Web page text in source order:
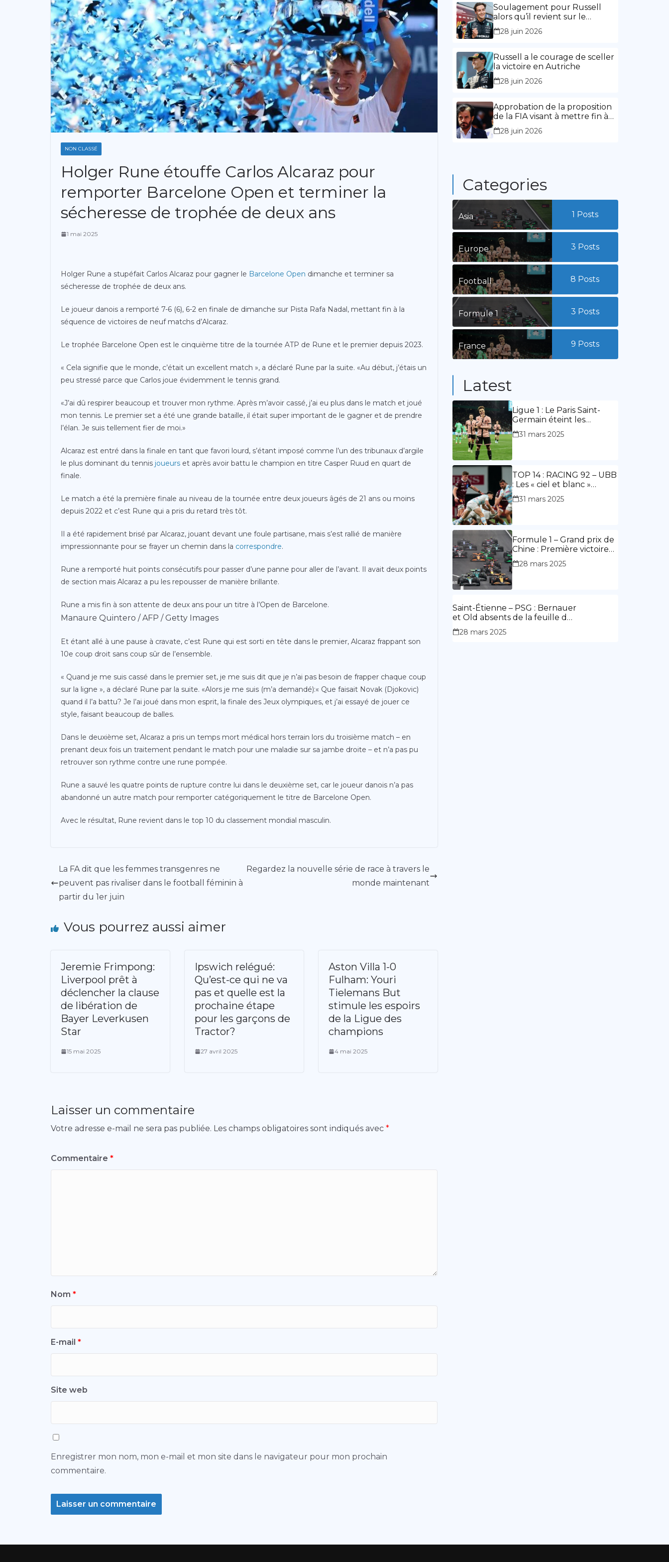
NON CLASSÉ
Holger Rune étouffe Carlos Alcaraz pour
remporter Barcelone Open et terminer la
sécheresse de trophée de deux ans
1 mai 2025
Holger Rune a stupéfait Carlos Alcaraz pour gagner le Barcelone Open dimanche et terminer sa
sécheresse de trophée de deux ans.
Le joueur danois a remporté 7-6 (6), 6-2 en finale de dimanche sur Pista Rafa Nadal, mettant fin à la
séquence de victoires de neuf matchs d’Alcaraz.
Le trophée Barcelone Open est le cinquième titre de la tournée ATP de Rune et le premier depuis 2023.
« Cela signifie que le monde, c’était un excellent match », a déclaré Rune par la suite. «Au début, j’étais un
peu stressé parce que Carlos joue évidemment le tennis grand.
«J’ai dû respirer beaucoup et trouver mon rythme. Après m’avoir cassé, j’ai eu plus dans le match et joué
mon tennis. Le premier set a été une grande bataille, il était super important de le gagner et de prendre
l’élan. Je suis tellement fier de moi.»
Alcaraz est entré dans la finale en tant que favori lourd, s’étant imposé comme l’un des tribunaux d’argile
le plus dominant du tennis joueurs et après avoir battu le champion en titre Casper Ruud en quart de
finale.
Le match a été la première finale au niveau de la tournée entre deux joueurs âgés de 21 ans ou moins
depuis 2022 et c’est Rune qui a pris du retard très tôt.
Il a été rapidement brisé par Alcaraz, jouant devant une foule partisane, mais s’est rallié de manière
impressionnante pour se frayer un chemin dans la correspondre.
Rune a remporté huit points consécutifs pour passer d’une panne pour aller de l’avant. Il avait deux points
de section mais Alcaraz a pu les repousser de manière brillante.
Rune a mis fin à son attente de deux ans pour un titre à l’Open de Barcelone.
Manaure Quintero / AFP / Getty Images
Et étant allé à une pause à cravate, c’est Rune qui est sorti en tête dans le premier, Alcaraz frappant son
10e coup droit sans coup sûr de l’ensemble.
« Quand je me suis cassé dans le premier set, je me suis dit que je n’ai pas besoin de frapper chaque coup
sur la ligne », a déclaré Rune par la suite. «Alors je me suis (m’a demandé):« Que faisait Novak (Djokovic)
quand il l’a battu? Je l’ai joué dans mon esprit, la finale des Jeux olympiques, et j’ai essayé de jouer ce
style, faisant beaucoup de balles.
Dans le deuxième set, Alcaraz a pris un temps mort médical hors terrain lors du troisième match – en
prenant deux fois un traitement pendant le match pour une maladie sur sa jambe droite – et n’a pas pu
retrouver son rythme contre une rune pompée.
Rune a sauvé les quatre points de rupture contre lui dans le deuxième set, car le joueur danois n’a pas
abandonné un autre match pour remporter catégoriquement le titre de Barcelone Open.
Avec le résultat, Rune revient dans le top 10 du classement mondial masculin.
La FA dit que les femmes transgenres ne
peuvent pas rivaliser dans le football féminin à
partir du 1er juin
Regardez la nouvelle série de race à travers le
monde maintenant
Vous pourrez aussi aimer
Jeremie Frimpong:
Liverpool prêt à
déclencher la clause
de libération de
Bayer Leverkusen
Star
15 mai 2025
Ipswich relégué:
Qu’est-ce qui ne va
pas et quelle est la
prochaine étape
pour les garçons de
Tractor?
27 avril 2025
Aston Villa 1-0
Fulham: Youri
Tielemans But
stimule les espoirs
de la Ligue des
champions
4 mai 2025
Laisser un commentaire
Votre adresse e-mail ne sera pas publiée. Les champs obligatoires sont indiqués avec *
Commentaire *
Nom *
E-mail *
Site web
Enregistrer mon nom, mon e-mail et mon site dans le navigateur pour mon prochain
commentaire.
l’expérience »
Soulagement pour Russell
alors qu’il revient sur le
chemin de la victoire
28 juin 2026
Russell a le courage de sceller
la victoire en Autriche
28 juin 2026
Approbation de la proposition
de la FIA visant à mettre fin à
la limitation des mandats de
présidence
28 juin 2026
Categories
Asia 1 Posts
Europe 3 Posts
Football 8 Posts
Formule 1 3 Posts
France 9 Posts
Latest
Ligue 1 : Le Paris Saint-
Germain éteint les
lumières du stade
Geoffroy Guichard. Stassin
31 mars 2025
TOP 14 : RACING 92 – UBB
: Les « ciel et blanc »
renouent avec la victoire
31 mars 2025
Formule 1 – Grand prix de
Chine : Première victoire
d’Hamilton en Rouge,
l’Aston Martin d’Alonso fait
28 mars 2025
Saint-Étienne – PSG : Bernauer
et Old absents de la feuille de
match.
28 mars 2025